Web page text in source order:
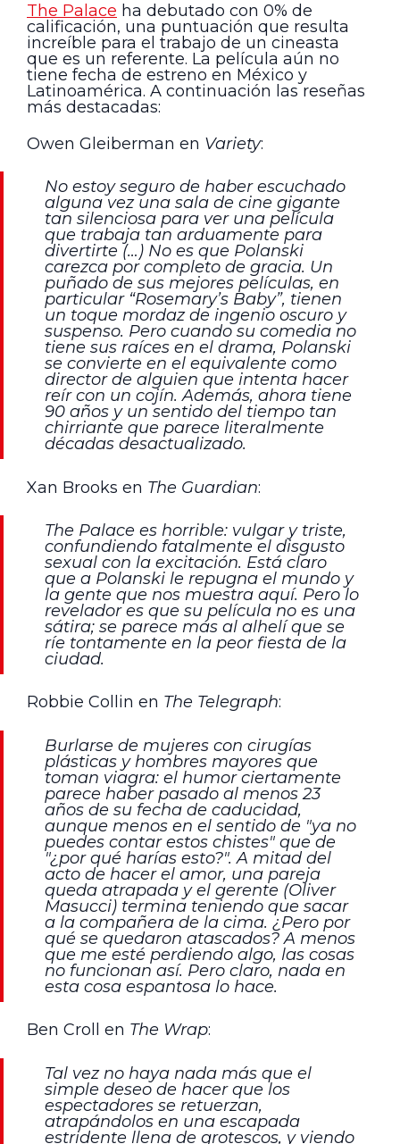
The Palace ha debutado con 0% de
calificación, una puntuación que resulta
increíble para el trabajo de un cineasta
que es un referente. La película aún no
tiene fecha de estreno en México y
Latinoamérica. A continuación las reseñas
más destacadas:
Owen Gleiberman en Variety:
No estoy seguro de haber escuchado
alguna vez una sala de cine gigante
tan silenciosa para ver una película
que trabaja tan arduamente para
divertirte (…) No es que Polanski
carezca por completo de gracia. Un
puñado de sus mejores películas, en
particular “Rosemary’s Baby”, tienen
un toque mordaz de ingenio oscuro y
suspenso. Pero cuando su comedia no
tiene sus raíces en el drama, Polanski
se convierte en el equivalente como
director de alguien que intenta hacer
reír con un cojín. Además, ahora tiene
90 años y un sentido del tiempo tan
chirriante que parece literalmente
décadas desactualizado.
Xan Brooks en The Guardian:
The Palace es horrible: vulgar y triste,
confundiendo fatalmente el disgusto
sexual con la excitación. Está claro
que a Polanski le repugna el mundo y
la gente que nos muestra aquí. Pero lo
revelador es que su película no es una
sátira; se parece más al alhelí que se
ríe tontamente en la peor fiesta de la
ciudad.
Robbie Collin en The Telegraph:
Burlarse de mujeres con cirugías
plásticas y hombres mayores que
toman viagra: el humor ciertamente
parece haber pasado al menos 23
años de su fecha de caducidad,
aunque menos en el sentido de "ya no
puedes contar estos chistes" que de
"¿por qué harías esto?". A mitad del
acto de hacer el amor, una pareja
queda atrapada y el gerente (Oliver
Masucci) termina teniendo que sacar
a la compañera de la cima. ¿Pero por
qué se quedaron atascados? A menos
que me esté perdiendo algo, las cosas
no funcionan así. Pero claro, nada en
esta cosa espantosa lo hace.
Ben Croll en The Wrap:
Tal vez no haya nada más que el
simple deseo de hacer que los
espectadores se retuerzan,
atrapándolos en una escapada
estridente llena de grotescos, y viendo